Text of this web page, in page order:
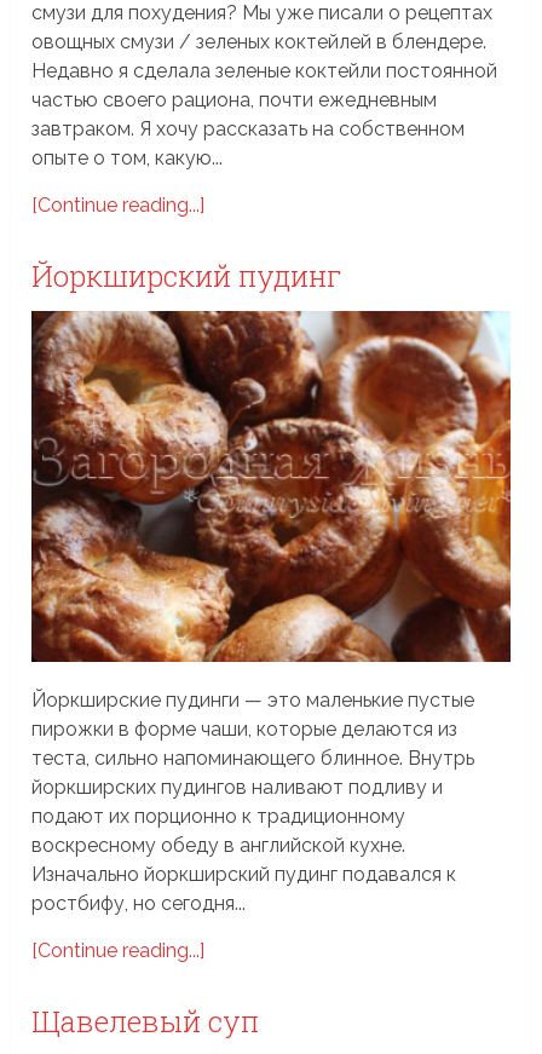
смузи для похудения? Мы уже писали о рецептах
овощных смузи / зеленых коктейлей в блендере.
Недавно я сделала зеленые коктейли постоянной
частью своего рациона, почти ежедневным
завтраком. Я хочу рассказать на собственном
опыте о том, какую...
[Continue reading...]
Йоркширский пудинг
Йоркширские пудинги — это маленькие пустые
пирожки в форме чаши, которые делаются из
теста, сильно напоминающего блинное. Внутрь
йоркширских пудингов наливают подливу и
подают их порционно к традиционному
воскресному обеду в английской кухне.
Изначально йоркширский пудинг подавался к
ростбифу, но сегодня...
[Continue reading...]
Щавелевый суп